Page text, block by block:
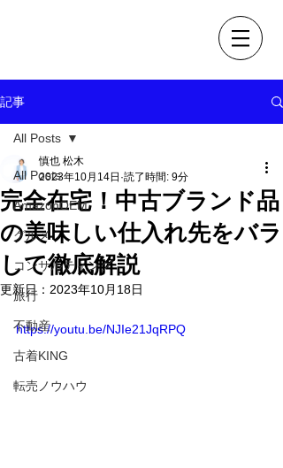
記事
All Posts
AmazonOEM
グルメ
コンサルティング
旅行
不動産
古着KING
転売ノウハウ
All Posts
完全在宅！中古ブランド品
の美味しい仕入れ先をバラ
して徹底解説
慎也 松木
2023年10月14日 読了時間: 9分
更新日： 2023年10月18日
https://youtu.be/NJIe21JqRPQ